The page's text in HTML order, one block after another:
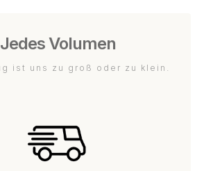
Jedes Volumen
ist uns zu groß oder zu klein.